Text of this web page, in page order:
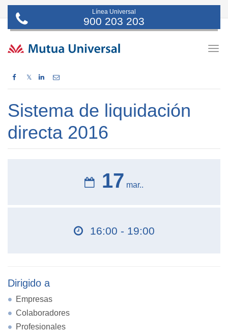
Línea Universal
900 203 203
𝕏
Sistema de liquidación
directa 2016
17 mar..
16:00 - 19:00
Dirigido a
Empresas
Colaboradores
Profesionales